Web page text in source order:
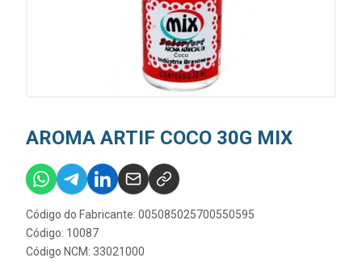
AROMA ARTIF COCO 30G MIX
Código do Fabricante: 005085025700550595
Código: 10087
Código NCM: 33021000